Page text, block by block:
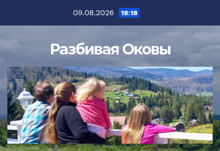
09.08.2026 18:18
Разбивая Оковы